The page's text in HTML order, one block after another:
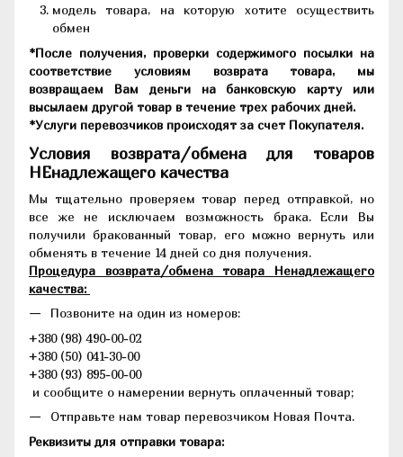
модель товара, на которую хотите осуществить
обмен
*После получения, проверки содержимого посылки на
соответствие условиям возврата товара, мы
возвращаем Вам деньги на банковскую карту или
высылаем другой товар в течение трех рабочих дней.
*Услуги перевозчиков происходят за счет Покупателя.
Условия возврата/обмена для товаров
НЕнадлежащего качества
Мы тщательно проверяем товар перед отправкой, но
все же не исключаем возможность брака. Если Вы
получили бракованный товар, его можно вернуть или
обменять в течение 14 дней со дня получения.
Процедура возврата/обмена товара Ненадлежащего
качества:
Позвоните на один из номеров:
+380 (98) 490-00-02
+380 (50) 041-30-00
+380 (93) 895-00-00
и сообщите о намерении вернуть оплаченный товар;
Отправьте нам товар перевозчиком Новая Почта.
Реквизиты для отправки товара: